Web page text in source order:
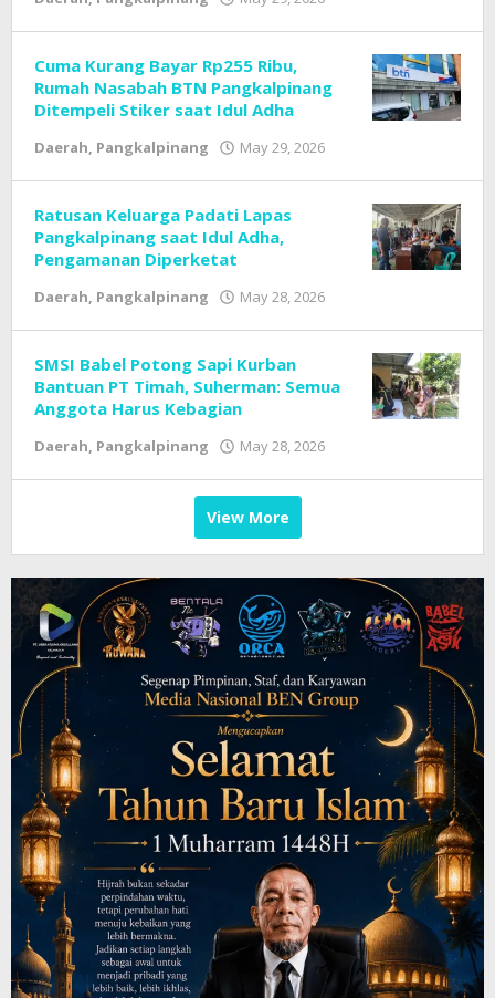
Cyber
Broad
News
Cuma Kurang Bayar Rp255 Ribu,
Rumah Nasabah BTN Pangkalpinang
Ditempeli Stiker saat Idul Adha
Daerah, Pangkalpinang May 29, 2026
Cyber
Broad
News
Ratusan Keluarga Padati Lapas
Pangkalpinang saat Idul Adha,
Pengamanan Diperketat
Daerah, Pangkalpinang May 28, 2026
Cyber
Broad
News
SMSI Babel Potong Sapi Kurban
Bantuan PT Timah, Suherman: Semua
Anggota Harus Kebagian
Daerah, Pangkalpinang May 28, 2026
News
View More